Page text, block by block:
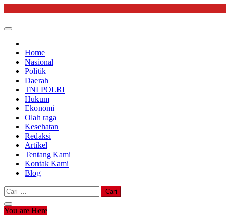
content
Home
Nasional
Politik
Daerah
TNI POLRI
Hukum
Ekonomi
Olah raga
Kesehatan
Redaksi
Artikel
Tentang Kami
Kontak Kami
Blog
Cari
untuk:
You are Here